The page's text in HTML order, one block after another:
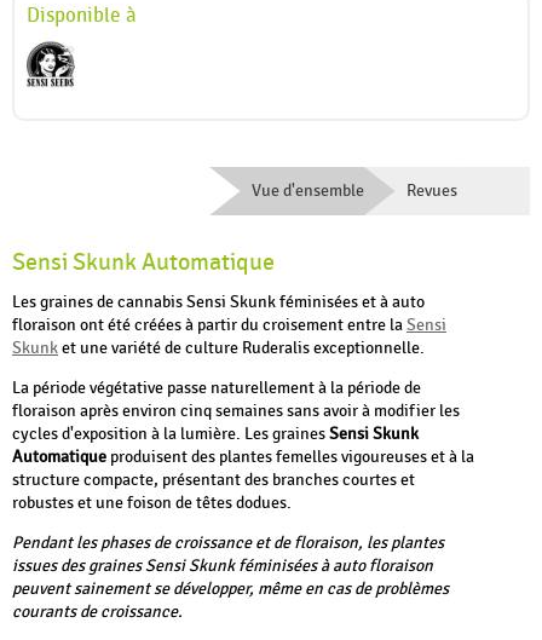
Disponible à
Vue d'ensemble Revues
Sensi Skunk Automatique
Les graines de cannabis Sensi Skunk féminisées et à auto
floraison ont été créées à partir du croisement entre laSensi
Skunket une variété de culture Ruderalis exceptionnelle.
La période végétative passe naturellement à la période de
floraison après environ cinq semaines sans avoir à modifier les
cycles d'exposition à la lumière. Les grainesSensi Skunk
Automatique produisent des plantes femelles vigoureuses et à la
structure compacte, présentant des branches courtes et
robustes et une foison de têtes dodues.
Pendant les phases de croissance et de floraison, les plantes
issues des graines Sensi Skunk féminisées à auto floraison
peuvent sainement se développer, même en cas de problèmes
courants de croissance.